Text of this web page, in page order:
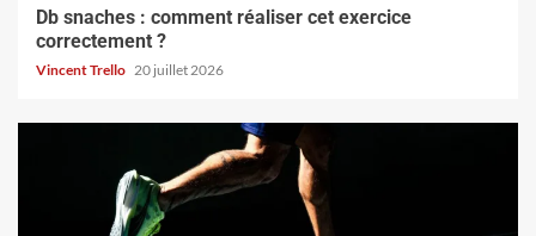
Db snaches : comment réaliser cet exercice
correctement ?
Vincent Trello 20 juillet 2026